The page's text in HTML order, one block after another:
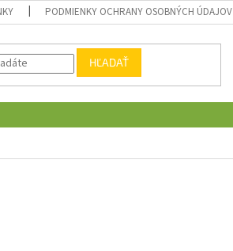
PODMIENKY OCHRANY OSOBNÝCH ÚDAJOV
HĽADAŤ